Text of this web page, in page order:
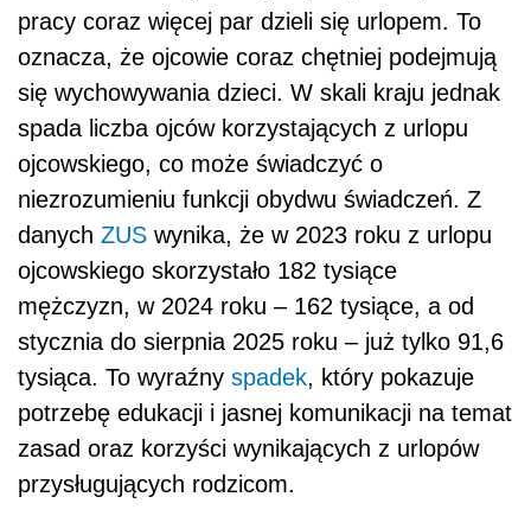
pracy coraz więcej par dzieli się urlopem. To
oznacza, że ojcowie coraz chętniej podejmują
się wychowywania dzieci. W skali kraju jednak
spada liczba ojców korzystających z urlopu
ojcowskiego, co może świadczyć o
niezrozumieniu funkcji obydwu świadczeń. Z
danych ZUS wynika, że w 2023 roku z urlopu
ojcowskiego skorzystało 182 tysiące
mężczyzn, w 2024 roku – 162 tysiące, a od
stycznia do sierpnia 2025 roku – już tylko 91,6
tysiąca. To wyraźny spadek, który pokazuje
potrzebę edukacji i jasnej komunikacji na temat
zasad oraz korzyści wynikających z urlopów
przysługujących rodzicom.